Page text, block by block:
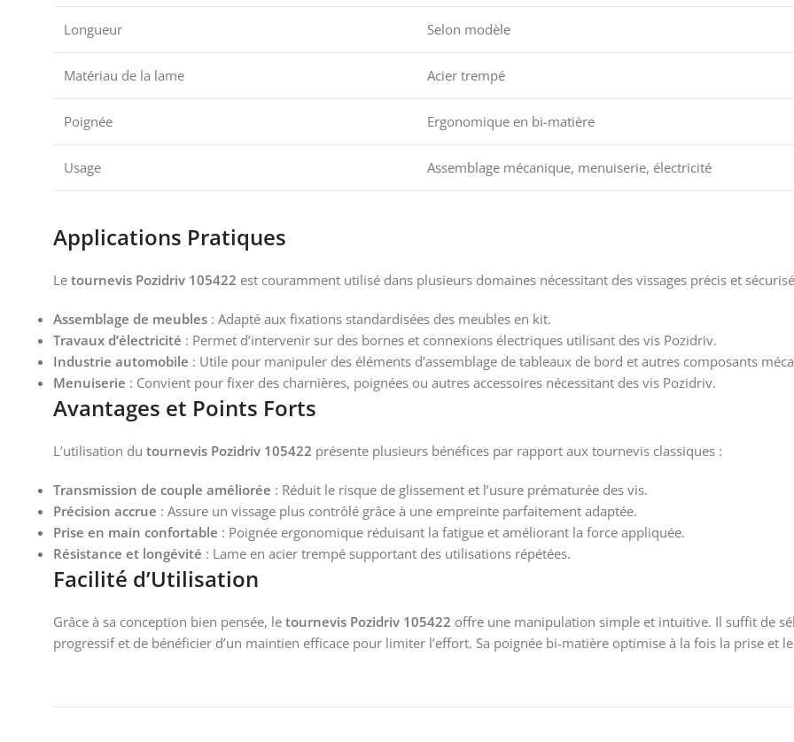
Longueur Selon modèle
Matériau de la lame Acier trempé
Poignée Ergonomique en bi-matière
Usage Assemblage mécanique, menuiserie, électricité
Applications Pratiques
Le tournevis Pozidriv 105422 est couramment utilisé dans plusieurs domaines nécessitant des vissages précis et
Assemblage de meubles : Adapté aux fixations standardisées des meubles en kit.
Travaux d’électricité : Permet d’intervenir sur des bornes et connexions électriques utilisant des vis Pozidriv.
Industrie automobile : Utile pour manipuler des éléments d’assemblage de tableaux de bord et autres composants
Menuiserie : Convient pour fixer des charnières, poignées ou autres accessoires nécessitant des vis Pozidriv.
Avantages et Points Forts
L’utilisation du tournevis Pozidriv 105422 présente plusieurs bénéfices par rapport aux tournevis classiques :
Transmission de couple améliorée : Réduit le risque de glissement et l’usure prématurée des vis.
Précision accrue : Assure un vissage plus contrôlé grâce à une empreinte parfaitement adaptée.
Prise en main confortable : Poignée ergonomique réduisant la fatigue et améliorant la force appliquée.
Résistance et longévité : Lame en acier trempé supportant des utilisations répétées.
Facilité d’Utilisation
Grâce à sa conception bien pensée, le tournevis Pozidriv 105422 offre une manipulation simple et intuitive. Il suffit de
progressif et de bénéficier d’un maintien efficace pour limiter l’effort. Sa poignée bi-matière optimise à la fois la prise et